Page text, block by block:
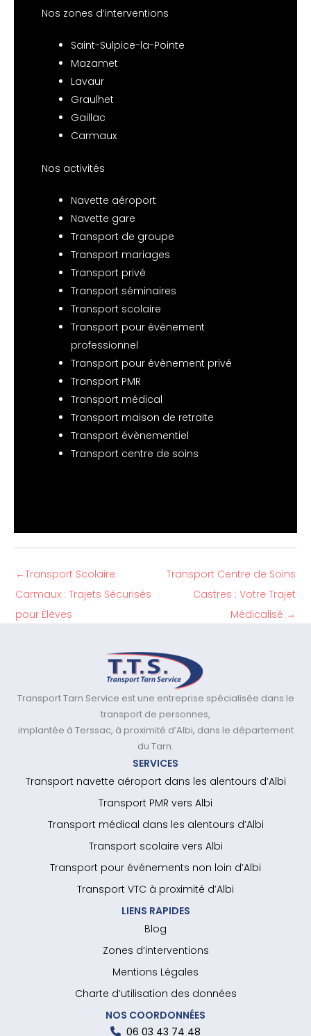
Nos zones d’interventions
Saint-Sulpice-la-Pointe
Mazamet
Lavaur
Graulhet
Gaillac
Carmaux
Nos activités
Navette aéroport
Navette gare
Transport de groupe
Transport mariages
Transport privé
Transport séminaires
Transport scolaire
Transport pour évènement
professionnel
Transport pour évènement privé
Transport PMR
Transport médical
Transport maison de retraite
Transport évènementiel
Transport centre de soins
←Transport Scolaire
Carmaux : Trajets Sécurisés
pour Élèves
Transport Centre de Soins
Castres : Votre Trajet
Médicalisé →
Transport Tarn Service est une entreprise spécialisée dans le
transport de personnes,
implantée à Terssac, à proximité d’Albi, dans le département
du Tarn.
SERVICES
Transport navette aéroport dans les alentours d’Albi
Transport PMR vers Albi
Transport médical dans les alentours d’Albi
Transport scolaire vers Albi
Transport pour événements non loin d’Albi
Transport VTC à proximité d’Albi
LIENS RAPIDES
Blog
Zones d’interventions
Mentions Légales
Charte d’utilisation des données
NOS COORDONNÉES
06 03 43 74 48